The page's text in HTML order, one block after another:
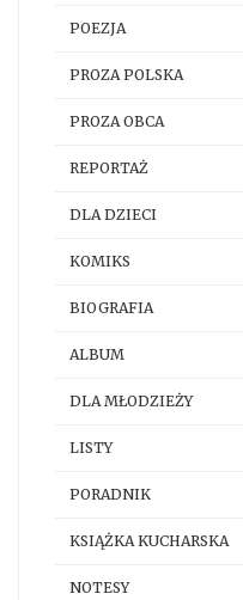
POEZJA
PROZA POLSKA
PROZA OBCA
REPORTAŻ
DLA DZIECI
KOMIKS
BIOGRAFIA
ALBUM
DLA MŁODZIEŻY
LISTY
PORADNIK
KSIĄŻKA KUCHARSKA
NOTESY